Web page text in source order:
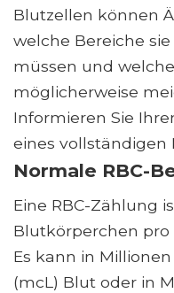
Blutzellen können
welche Bereiche
müssen und
möglicherweise
Informieren Sie
eines vollständigen
Normale RBC-
Eine RBC-Zählung
Blutkörperchen
Es kann in
(mcL) Blut oder in